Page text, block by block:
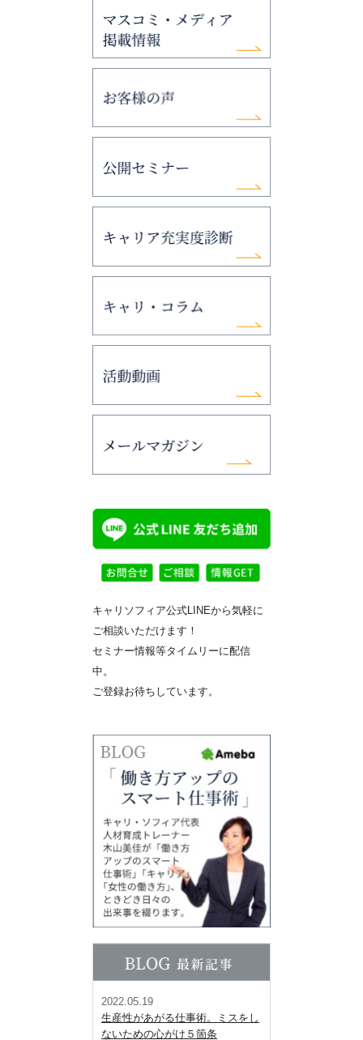
キャリソフィア公式LINEから気軽に
ご相談いただけます！
セミナー情報等タイムリーに配信
中。
ご登録お待ちしています。
2022.05.19
生産性があがる仕事術。ミスをし
ないための心がけ５箇条